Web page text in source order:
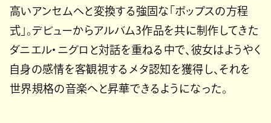
高いアンセムへと変換する強固な「ポップスの方程
式」。デビューからアルバム3作品を共に制作してきた
ダニエル・ニグロと対話を重ねる中で、彼女はようやく
自身の感情を客観視するメタ認知を獲得し、それを
世界規格の音楽へと昇華できるようになった。